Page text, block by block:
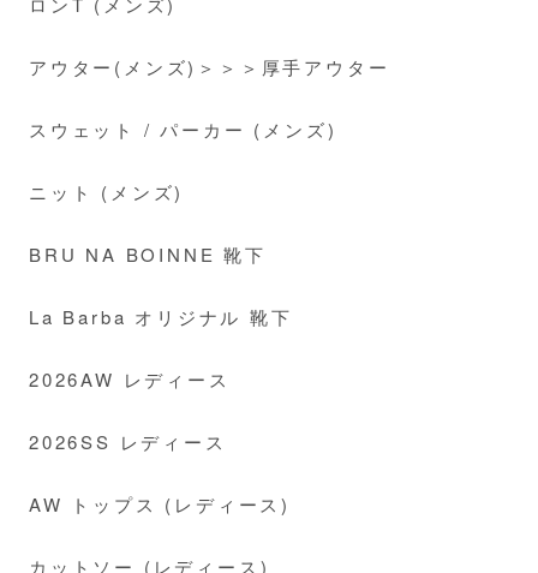
アウター(メンズ)＞＞＞厚手アウター
スウェット / パーカー (メンズ)
ニット (メンズ)
BRU NA BOINNE 靴下
La Barba オリジナル 靴下
2026AW レディース
2026SS レディース
AW トップス (レディース)
カットソー (レディース)